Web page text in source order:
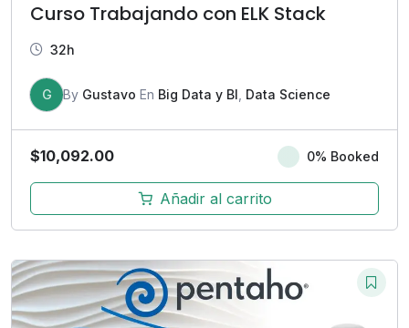
Curso Trabajando con ELK Stack
32h
G By Gustavo En Big Data y BI Data Science
$10,092.00 0% Booked
Añadir al carrito